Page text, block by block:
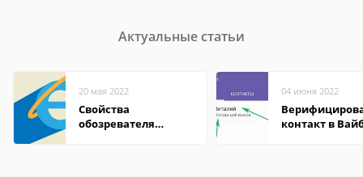
Актуальные статьи
20 мая 2022
Свойства
обозревателя
04 июня 2022
контакт в